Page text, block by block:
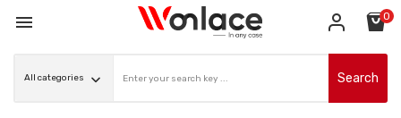
 0
Search